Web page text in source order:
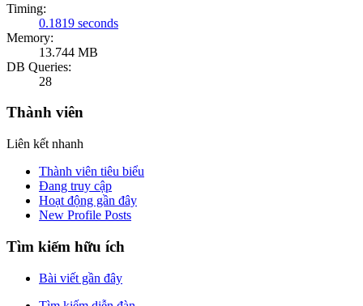
Timing:
0.1819 seconds
Memory:
13.744 MB
DB Queries:
28
Thành viên
Liên kết nhanh
Thành viên tiêu biểu
Đang truy cập
Hoạt động gần đây
New Profile Posts
Tìm kiếm hữu ích
Bài viết gần đây